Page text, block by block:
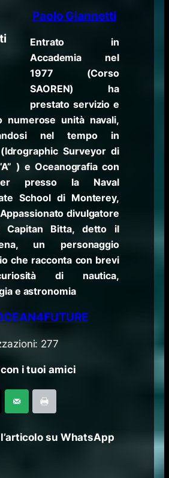
Paolo Giannetti
Entrato in
Accademia nel
1977 (Corso
SAOREN) ha
prestato servizio e
numerose unità navali,
nel tempo in
Surveyor di
) e Oceanografia con
presso la Naval
School di Monterey,
divulgatore
Capitan Bitta, detto il
un personaggio
che racconta con brevi
di nautica,
e astronomia
277
i tuoi amici
su WhatsApp